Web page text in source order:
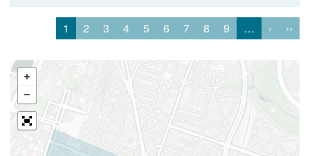
1 2 3 4 5 6 7 8 9 … › ››